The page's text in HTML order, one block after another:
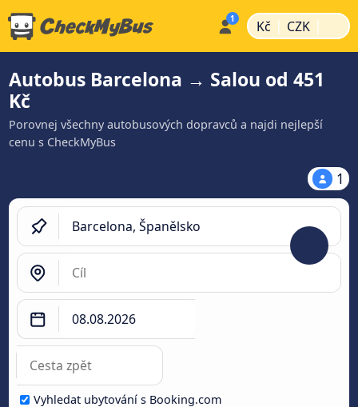
Kč | CZK |
Autobus Barcelona → Salou od 451
Kč
Porovnej všechny autobusových dopravců a najdi nejlepší
cenu s CheckMyBus
1
Vyhledat ubytování s Booking.com